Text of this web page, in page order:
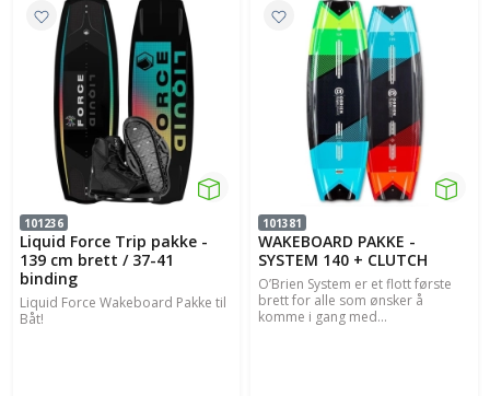
101236
Liquid Force Trip pakke -
139 cm brett / 37-41
binding
Liquid Force Wakeboard Pakke til
Båt!
101381
WAKEBOARD PAKKE -
SYSTEM 140 + CLUTCH
O’Brien System er et flott første
brett for alle som ønsker å
komme i gang med...